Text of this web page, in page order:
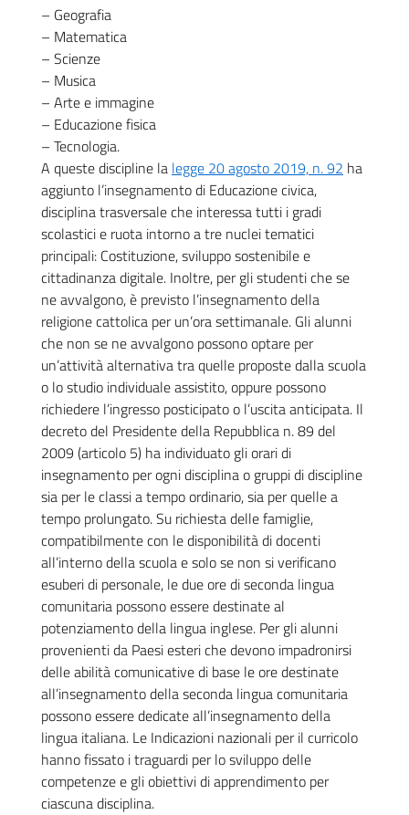
– Geografia
– Matematica
– Scienze
– Musica
– Arte e immagine
– Educazione fisica
– Tecnologia.
A queste discipline la legge 20 agosto 2019, n. 92 ha
aggiunto l’insegnamento di Educazione civica,
disciplina trasversale che interessa tutti i gradi
scolastici e ruota intorno a tre nuclei tematici
principali: Costituzione, sviluppo sostenibile e
cittadinanza digitale. Inoltre, per gli studenti che se
ne avvalgono, è previsto l’insegnamento della
religione cattolica per un’ora settimanale. Gli alunni
che non se ne avvalgono possono optare per
un’attività alternativa tra quelle proposte dalla scuola
o lo studio individuale assistito, oppure possono
richiedere l’ingresso posticipato o l’uscita anticipata. Il
decreto del Presidente della Repubblica n. 89 del
2009 (articolo 5) ha individuato gli orari di
insegnamento per ogni disciplina o gruppi di discipline
sia per le classi a tempo ordinario, sia per quelle a
tempo prolungato. Su richiesta delle famiglie,
compatibilmente con le disponibilità di docenti
all’interno della scuola e solo se non si verificano
esuberi di personale, le due ore di seconda lingua
comunitaria possono essere destinate al
potenziamento della lingua inglese. Per gli alunni
provenienti da Paesi esteri che devono impadronirsi
delle abilità comunicative di base le ore destinate
all’insegnamento della seconda lingua comunitaria
possono essere dedicate all’insegnamento della
lingua italiana. Le Indicazioni nazionali per il curricolo
hanno fissato i traguardi per lo sviluppo delle
competenze e gli obiettivi di apprendimento per
ciascuna disciplina.